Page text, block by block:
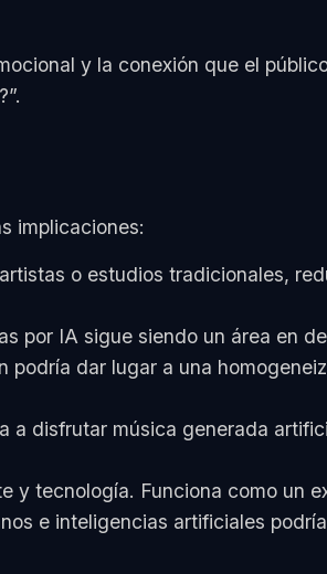
y la conexión que el
implicaciones:
o estudios tradicionales,
por IA sigue siendo un área en
dar lugar a una
a disfrutar música generada
y tecnología. Funciona como un
e inteligencias artificiales